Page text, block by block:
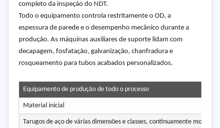
completo da inspeção do NDT.
Todo o equipamento controla restritamente o OD, a
espessura de parede e o desempenho mecânico durante a
produção. As máquinas auxiliares de suporte lidam com
decapagem, fosfatação, galvanização, chanfradura e
rosqueamento para tubos acabados personalizados.
Equipamento de produção de todo o processo
Material inicial
Tarugos de aço de várias dimensões e classes, continuamente